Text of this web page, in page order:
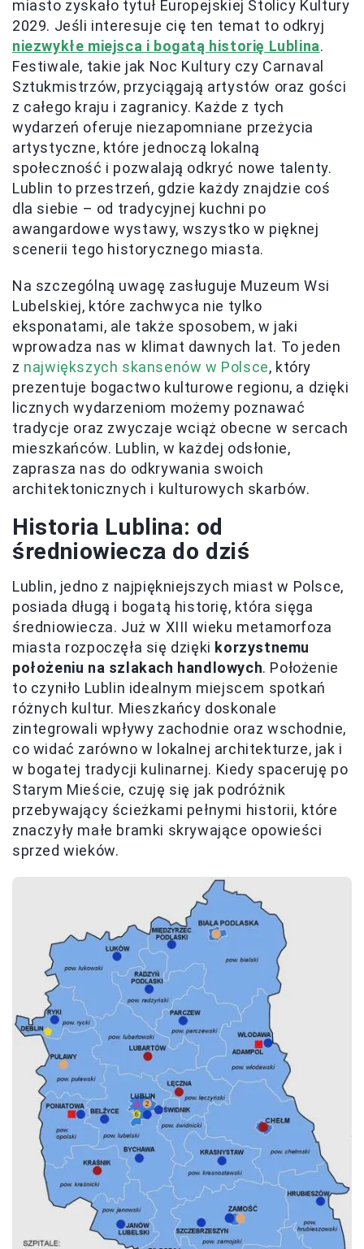
miasto zyskało tytuł Europejskiej Stolicy Kultury
2029. Jeśli interesuje cię ten temat to odkryj
niezwykłe miejsca i bogatą historię Lublina.
Festiwale, takie jak Noc Kultury czy Carnaval
Sztukmistrzów, przyciągają artystów oraz gości
z całego kraju i zagranicy. Każde z tych
wydarzeń oferuje niezapomniane przeżycia
artystyczne, które jednoczą lokalną
społeczność i pozwalają odkryć nowe talenty.
Lublin to przestrzeń, gdzie każdy znajdzie coś
dla siebie – od tradycyjnej kuchni po
awangardowe wystawy, wszystko w pięknej
scenerii tego historycznego miasta.
Na szczególną uwagę zasługuje Muzeum Wsi
Lubelskiej, które zachwyca nie tylko
eksponatami, ale także sposobem, w jaki
wprowadza nas w klimat dawnych lat. To jeden
z największych skansenów w Polsce, który
prezentuje bogactwo kulturowe regionu, a dzięki
licznych wydarzeniom możemy poznawać
tradycje oraz zwyczaje wciąż obecne w sercach
mieszkańców. Lublin, w każdej odsłonie,
zaprasza nas do odkrywania swoich
architektonicznych i kulturowych skarbów.
Historia Lublina: od
średniowiecza do dziś
Lublin, jedno z najpiękniejszych miast w Polsce,
posiada długą i bogatą historię, która sięga
średniowiecza. Już w XIII wieku metamorfoza
miasta rozpoczęła się dzięki korzystnemu
położeniu na szlakach handlowych. Położenie
to czyniło Lublin idealnym miejscem spotkań
różnych kultur. Mieszkańcy doskonale
zintegrowali wpływy zachodnie oraz wschodnie,
co widać zarówno w lokalnej architekturze, jak i
w bogatej tradycji kulinarnej. Kiedy spaceruję po
Starym Mieście, czuję się jak podróżnik
przebywający ścieżkami pełnymi historii, które
znaczyły małe bramki skrywające opowieści
sprzed wieków.